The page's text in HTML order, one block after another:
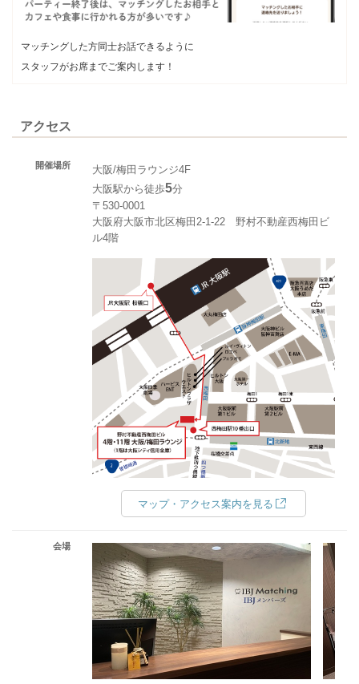
マッチングした方同士お話できるように
スタッフがお席までご案内します！
アクセス
開催場所
大阪/梅田ラウンジ4F
大阪駅から徒歩5分
〒530-0001
大阪府大阪市北区梅田2-1-22 野村不動産西梅田ビ
ル4階
マップ・アクセス案内を見る
会場